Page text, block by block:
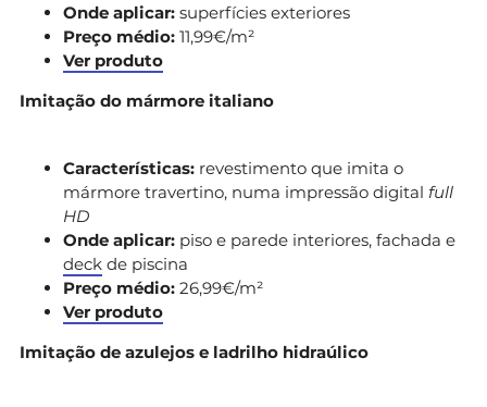
Onde aplicar: superfícies exteriores
Preço médio: 11,99€/m²
Ver produto
Imitação do mármore italiano
Características: revestimento que imita o
mármore travertino, numa impressão digital full
HD
Onde aplicar: piso e parede interiores, fachada e
deck de piscina
Preço médio: 26,99€/m²
Ver produto
Imitação de azulejos e ladrilho hidraúlico